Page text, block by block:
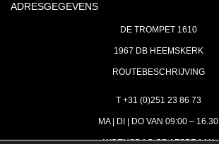
ADRESGEGEVENS
DE TROMPET 1610
1967 DB HEEMSKERK
ROUTEBESCHRIJVING
T +31 (0)251 23 86 73
MA | DI | DO VAN 09:00 – 16.30